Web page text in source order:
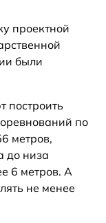
проектной
были
построить
по
метров,
до низа
6 метров. А
не менее